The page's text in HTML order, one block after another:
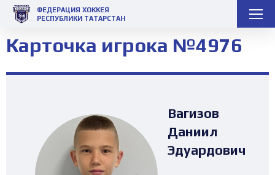
ФЕДЕРАЦИЯ ХОККЕЯ
РЕСПУБЛИКИ ТАТАРСТАН
Карточка игрока №4976
Вагизов
Даниил
Эдуардович